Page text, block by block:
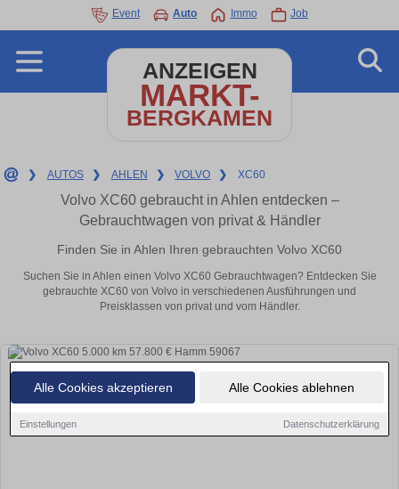
Alle Cookies akzeptieren Alle Cookies ablehnen
Einstellungen Datenschutzerklärung
Event Auto Immo Job
ANZEIGEN
MARKT-
BERGKAMEN
❯ AUTOS ❯ AHLEN ❯ VOLVO ❯ XC60
Volvo XC60 gebraucht in Ahlen entdecken –
Gebrauchtwagen von privat & Händler
Finden Sie in Ahlen Ihren gebrauchten Volvo XC60
Suchen Sie in Ahlen einen Volvo XC60 Gebrauchtwagen? Entdecken Sie
gebrauchte XC60 von Volvo in verschiedenen Ausführungen und
Preisklassen von privat und vom Händler.